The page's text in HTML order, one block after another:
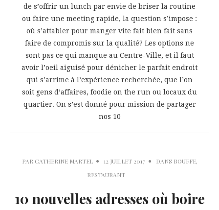
de s’offrir un lunch par envie de briser la routine
ou faire une meeting rapide, la question s’impose :
où s’attabler pour manger vite fait bien fait sans
faire de compromis sur la qualité? Les options ne
sont pas ce qui manque au Centre-Ville, et il faut
avoir l’oeil aiguisé pour dénicher le parfait endroit
qui s’arrime à l’expérience recherchée, que l’on
soit gens d’affaires, foodie on the run ou locaux du
quartier. On s’est donné pour mission de partager
nos 10
PAR CATHERINE MARTEL 12 JUILLET 2017 DANS BOUFFE,
RESTAURANT
10 nouvelles adresses où boire